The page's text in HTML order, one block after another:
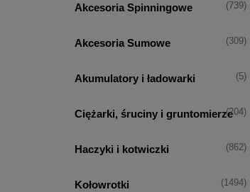
Akcesoria Spinningowe (739)
Akcesoria Sumowe (309)
Akumulatory i ładowarki (5)
Ciężarki, śruciny i gruntomierze(204)
Haczyki i kotwiczki (862)
Kołowrotki (1494)